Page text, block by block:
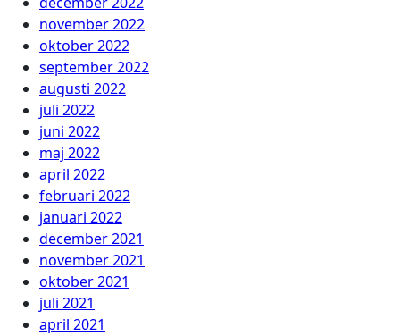
november 2022
oktober 2022
september 2022
augusti 2022
juli 2022
juni 2022
maj 2022
april 2022
februari 2022
januari 2022
december 2021
november 2021
oktober 2021
juli 2021
april 2021